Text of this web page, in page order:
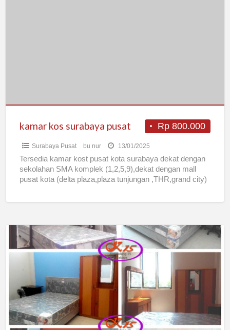
Rp 800.000
kamar kos surabaya pusat
Surabaya Pusat bu nur 13/01/2025
Tersedia kamar kost pusat kota surabaya dekat dengan
sekolahan SMA komplek (1,2,5,9),dekat dengan mall
pusat kota (delta plaza,plaza tunjungan ,THR,grand city)
Kos
Eksekutif
Kota
Surabaya